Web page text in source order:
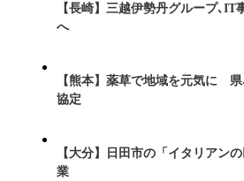
【長崎】三越伊勢丹グループ､IT
へ
【熊本】薬草で地域を元気に
協定
【大分】日田市の「イタリアン
業